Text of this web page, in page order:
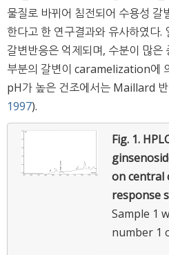
물질로 바뀌어 침전되어 수용성 갈
한다고 한 연구결과와 유사하였다.
갈변반응은 억제되며, 수분이 많은
부분의 갈변이 caramelization에
pH가 높은 건조에서는 Maillard
1997).
Fig. 1.
on central
response
Sample 1
number 1